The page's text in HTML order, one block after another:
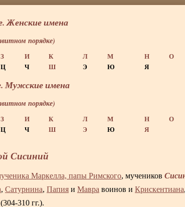
Женские имена
порядке)
З И К Л М Н
О
Ц Ч Ш Э Ю Я
Мужские имена
порядке)
З И К Л М Н
О
Ц Ч Ш Э Ю Я
Сисиний
Маркелла, папы Римского, мучеников
,Сатурнина,Папия иМавра воинов иКрискентиана,
(304-310 гг.).